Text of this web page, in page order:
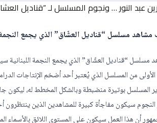
مسلسل “قناديل العشّاق” الذي يجمع
“قناديل العشّاق” الذي يجمع النجمة اللبنانية
من المسلسل الذي يُعتبر أحد أضخم الإنتاجات
المسلسل بوتيرة منضبطة وبالشكل المخطط له، ليكون
سيكون مفاجأة كبيرة للمشاهدين الذين ينتظرون
أن هذا العمل سيكون على المستوى اللائق